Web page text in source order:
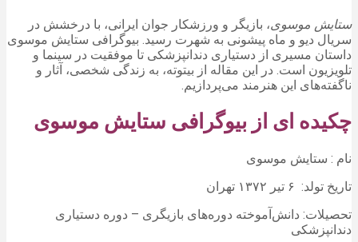
ستایش موسوی، بازیگر و ورزشکار جوان ایرانی، با درخشش در
سریال دیو و ماه پیشونی به شهرت رسید. بیوگرافی ستایش موسوی
داستان مسیری از دستیاری دندانپزشکی تا موفقیت در سینما و
تلویزیون است. در این مقاله از بیتوته، به زندگی شخصی، آثار و
ناگفته‌های این هنرمند می‌پردازیم.
چکیده ای از بیوگرافی ستایش موسوی
نام : ستایش موسوی
تاریخ تولد: ۶ تیر ۱۳۷۲ تهران
تحصیلات: دانش‌آموخته دوره‌های بازیگری – دوره دستیاری
دندانپزشکی